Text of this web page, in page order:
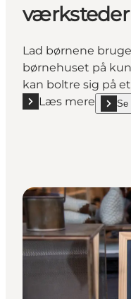
værksteder
Lad børnene
børnehuset på
kan boltre sig på
Læs mere
Læs mere Se
show